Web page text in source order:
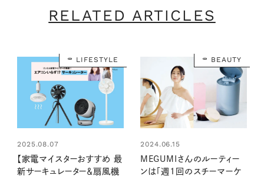
RELATED ARTICLES
LIFESTYLE
2025.08.07
【家電マイスターおすすめ 最
新サーキュレーター＆扇風機
BEAUTY
2024.06.15
MEGUMIさんのルーティー
ンは「週1回のスチーマーケ